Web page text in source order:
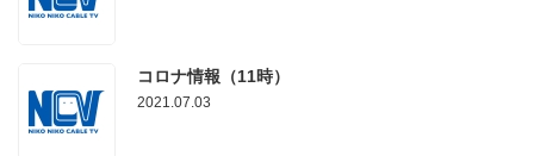
コロナ情報（11時）
2021.07.03